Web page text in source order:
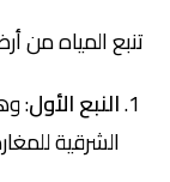
تنبع المياه من
النبع الأول:
الشرقية